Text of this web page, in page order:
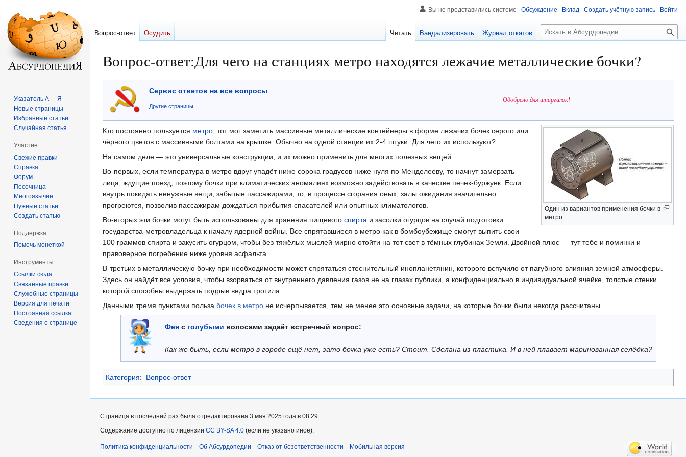
Вопрос-ответ:Для чего на станциях метро находятся лежачие металлические бочки?
Перейти
навигации
Перейти
поиску
Сервис ответов на все вопросы
Другие страницы…
Одобрено для шпаргалок!
Один из вариантов применения бочки в
метро
Кто постоянно пользуется метро, тот мог заметить массивные металлические контейнеры в форме лежачих бочек серого или
чёрного цветов с массивными болтами на крышке. Обычно на одной станции их 2-4 штуки. Для чего их используют?
На самом деле — это универсальные конструкции, и их можно применить для многих полезных вещей.
Во-первых, если температура в метро вдруг упадёт ниже сорока градусов ниже нуля по Менделееву, то начнут замерзать
лица, ждущие поезд, поэтому бочки при климатических аномалиях возможно задействовать в качестве печек-буржуек. Если
внутрь покидать ненужные вещи, забытые пассажирами, то, в процессе сгорания оных, залы ожидания значительно
прогреются, позволив пассажирам дождаться прибытия спасателей или опытных климатологов.
Во-вторых эти бочки могут быть использованы для хранения пищевого спирта и засолки огурцов на случай подготовки
государства-метровладельца к началу ядерной войны. Все спрятавшиеся в метро как в бомбоубежище смогут выпить свои
100 граммов спирта и закусить огурцом, чтобы без тяжёлых мыслей мирно отойти на тот свет в тёмных глубинах Земли. Двойной плюс — тут тебе и поминки и
правоверное погребение ниже уровня асфальта.
В-третьих в металлическую бочку при необходимости может спрятаться стеснительный инопланетянин, которого вспучило от пагубного влияния земной атмосферы.
Здесь он найдёт все условия, чтобы взорваться от внутреннего давления газов не на глазах публики, а конфиденциально в индивидуальной ячейке, толстые стенки
которой способны выдержать подрыв ведра тротила.
Данными тремя пунктами польза бочек в метро не исчерпывается, тем не менее это основные задачи, на которые бочки были некогда рассчитаны.
Феяс голубыми волосами задаёт встречный вопрос:
Как же быть, если метро в городе ещё нет, зато бочка уже есть? Стоит. Сделана из пластика. И в ней плавает маринованная селёдка?
Категория: Вопрос-ответ
Вы не представились системе Обсуждение Вклад Создать учётную запись Войти
Вопрос-ответ Осудить Читать Вандализировать Журнал откатов
П
о
с
к
Указатель А — Я
Новые страницы
Избранные статьи
Случайная статья
Участие
Свежие правки
Справка
Форум
Песочница
Многоязычие
Нужные статьи
Создать статью
Поддержка
Помочь монеткой
Инструменты
Ссылки сюда
Связанные правки
Служебные страницы
Версия для печати
Постоянная ссылка
Сведения о странице
Страница в последний раз была отредактирована 3 мая 2025 года в 08:29.
Содержание доступно по лицензии CC BY-SA 4.0 (если не указано иное).
Политика конфиденциальности Об Абсурдопедии Отказ от безответственности Мобильная версия